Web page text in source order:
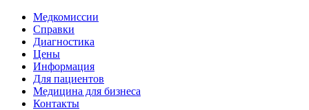
Медкомиссии
Справки
Диагностика
Цены
Информация
Для пациентов
Медицина для бизнеса
Контакты